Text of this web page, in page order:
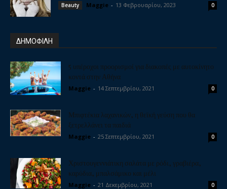
Beauty Maggie - 13 Φεβρουαρίου, 2023 0
ΔΗΜΟΦΙΛΗ
5 υπέροχοι προορισμοί για διακοπές με αυτοκίνητο
κοντά στην Αθήνα
Maggie - 14 Σεπτεμβρίου, 2021 0
Μπιφτέκια λαχανικών, η θεϊκή γεύση που θα
ξετρελλάνει τα παιδιά
Maggie - 25 Σεπτεμβρίου, 2021 0
Χριστουγεννιάτικη σαλάτα με ρόδι, γραβιέρα,
καρύδια, μπαλσάμικο και μέλι
Maggie - 21 Δεκεμβρίου, 2021 0